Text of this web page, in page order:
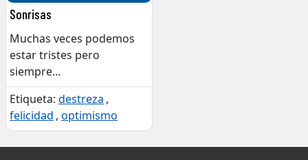
Sonrisas
Muchas veces podemos
estar tristes pero
siempre...
Etiqueta: destreza ,
felicidad , optimismo